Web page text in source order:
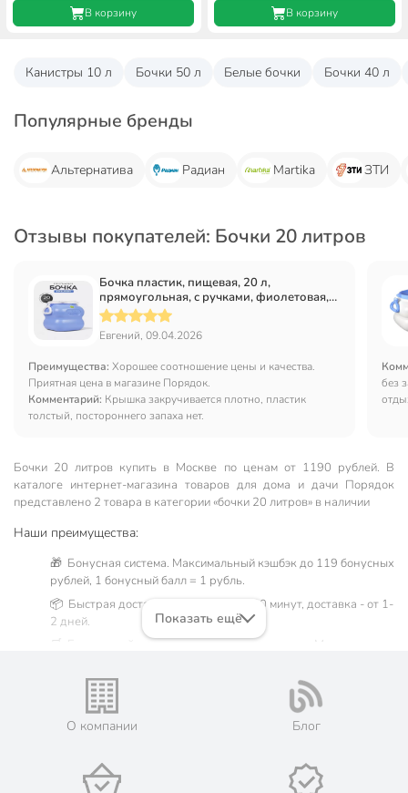
В корзину В корзину
Канистры 10 л Бочки 50 л Белые бочки Бочки 40 л
Популярные бренды
Альтернатива Радиан Martika ЗТИ
Отзывы покупателей: Бочки 20 литров
Бочка пластик, пищевая, 20 л,
прямоугольная, с ручками, фиолетовая,
С908ФИЛ, Гранде, Martika
Евгений, 09.04.2026
Преимущества: Хорошее соотношение цены и качества.
Приятная цена в магазине Порядок.
Комментарий: Крышка закручивается плотно, пластик
толстый, постороннего запаха нет.
без
Бочки 20 литров купить в Москве по ценам от 1190 рублей. В
каталоге интернет-магазина товаров для дома и дачи Порядок
представлено 2 товара в категории «бочки 20 литров» в наличии
Наши преимущества:
🎁 Бонусная система. Максимальный кэшбэк до 119 бонусных
рублей, 1 бонусный балл = 1 рубль.
📦 Быстрая доставка. Самовывоз от 60 минут, доставка - от 1-
2 дней.
🛒 Бесплатный самовывоз из магазинов города Москва.
его онлайн на официальном сайте сети магазинов Порядок.
💳 Оплата: онлайн на сайте интернет-гипермаркета или
наличными при получении.
📜 Только оригинальная продукция. Интернет-гипермаркет
Порядок - официальный представитель ведущих мировых
Показать ещё
О компании Блог